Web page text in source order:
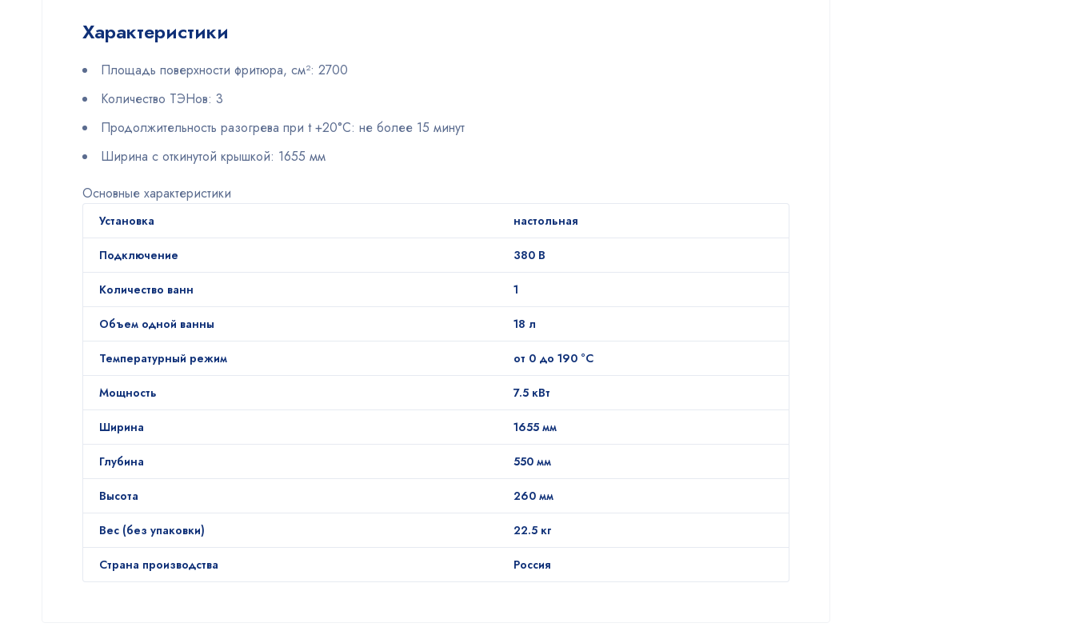
Характеристики
Площадь поверхности фритюра, см²: 2700
Количество ТЭНов: 3
Продолжительность разогрева при t +20°С: не более 15 минут
Ширина с откинутой крышкой: 1655 мм
Основные характеристики
Установка настольная
Подключение 380 В
Количество ванн 1
Объем одной ванны 18 л
Температурный режим от 0 до 190 °С
Мощность 7.5 кВт
Ширина 1655 мм
Глубина 550 мм
Высота 260 мм
Вес (без упаковки) 22.5 кг
Страна производства Россия